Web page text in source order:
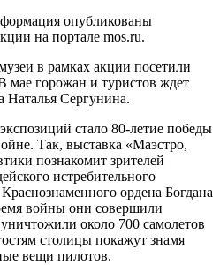
опубликованы
на портале mos.ru.
в рамках акции посетили
мае горожан и туристов ждет
Наталья Сергунина.
стало 80-летие победы
Так, выставка «Маэстро,
познакомит зрителей
истребительного
ордена Богдана
войны они совершили
около 700 самолетов
столицы покажут знамя
вещи пилотов.